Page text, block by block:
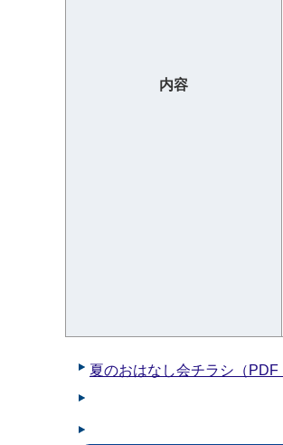
内容
夏のおはなし会チラシ（PDF